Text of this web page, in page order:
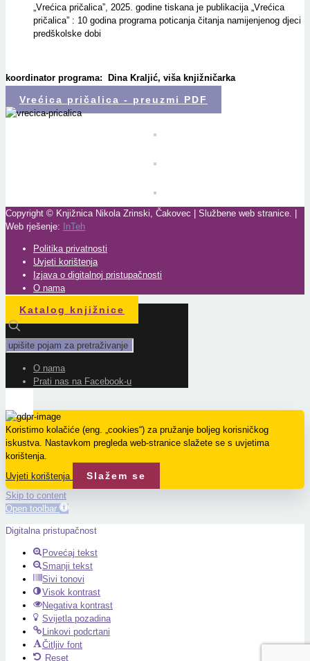
„Vrećica pričalica”, 2025. godine tiskana je publikacija „Vrećica
pričalica” : 10 godina programa poticanja čitanja namijenjenog djeci
predškolske dobi
koordinator programa: Dina Kraljić, viša knjižničarka
Vrećica pričalica - preuzmi PDF
Copyright © Knjižnica Nikola Zrinski, Čakovec | Službene web stranice. |
Web rješenje:
InTeh
Politika privatnosti
Uvjeti korištenja
Izjava o digitalnoj pristupačnosti
O nama
Katalog knjižnice
O nama
Prati nas na Facebook-u
Koristimo kolačiće (eng. „cookies“) za pružanje boljeg korisničkog
iskustva. Nastavkom pregleda web-stranice slažete se s uvjetima
korištenja.
Uvjeti korištenja
Slažem se
Skip to content
Open toolbar
Digitalna pristupačnost
Povećaj tekst
Smanji tekst
Sivi tonovi
Visok kontrast
Negativa kontrast
Svijetla pozadina
Linkovi podcrtani
Čitljiv font
Reset